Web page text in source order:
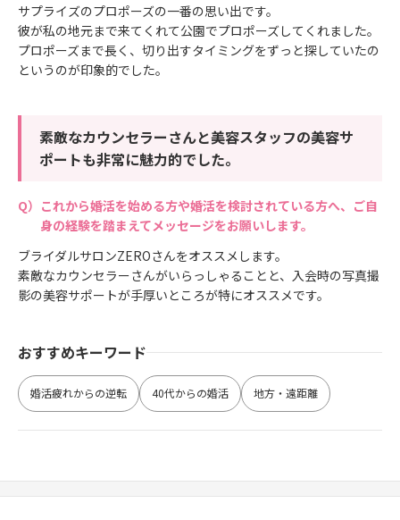
サプライズのプロポーズの一番の思い出です。
彼が私の地元まで来てくれて公園でプロポーズしてくれました。
プロポーズまで長く、切り出すタイミングをずっと探していたの
というのが印象的でした。
素敵なカウンセラーさんと美容スタッフの美容サ
ポートも非常に魅力的でした。
これから婚活を始める方や婚活を検討されている方へ、ご自
身の経験を踏まえてメッセージをお願いします。
ブライダルサロンZEROさんをオススメします。
素敵なカウンセラーさんがいらっしゃることと、入会時の写真撮
影の美容サポートが手厚いところが特にオススメです。
おすすめキーワード
婚活疲れからの逆転 40代からの婚活 地方・遠距離